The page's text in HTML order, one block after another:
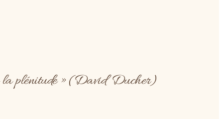
la plénitude » (David Ducher)